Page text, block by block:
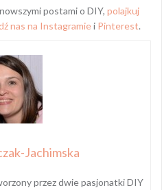
postami o DIY, polajkuj
nas na Instagramiei Pinterest.
Jachimska
przez dwie pasjonatki DIY